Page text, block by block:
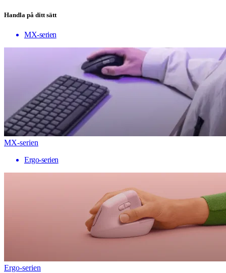
Handla på ditt sätt
MX-serien
MX-serien
Ergo-serien
Ergo-serien